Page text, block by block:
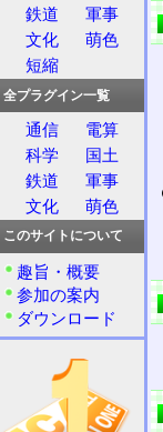
鉄道
軍事
文化
萌色
短縮
全プラグイン一覧
通信
電算
科学
国土
鉄道
軍事
文化
萌色
このサイトについて
趣旨・概要
参加の案内
ダウンロード